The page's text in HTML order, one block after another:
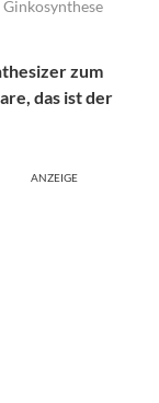
zum
das ist der
ANZEIGE